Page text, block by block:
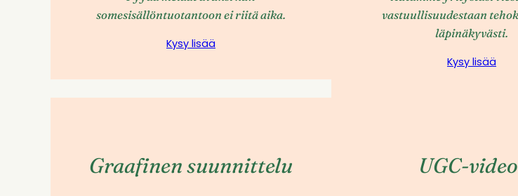
somesisällöntuotantoon ei riitä aika.
Kysy lisää
vastuullisuudestaan
läpinäkyvästi.
Kysy lisää
Graafinen suunnittelu UGC-